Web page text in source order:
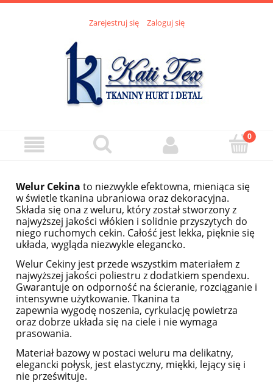
Zarejestruj się Zaloguj się
Welur Cekina to niezwykle efektowna, mieniąca się
w świetle tkanina ubraniowa oraz dekoracyjna.
Składa się ona z weluru, który został stworzony z
najwyższej jakości włókien i solidnie przyszytych do
niego ruchomych cekin. Całość jest lekka, pięknie się
układa, wygląda niezwykle elegancko.
Welur Cekiny jest przede wszystkim materiałem z
najwyższej jakości poliestru z dodatkiem spendexu.
Gwarantuje on odporność na ścieranie, rozciąganie i
intensywne użytkowanie. Tkanina ta
zapewnia wygodę noszenia, cyrkulację powietrza
oraz dobrze układa się na ciele i nie wymaga
prasowania.
Materiał bazowy w postaci weluru ma delikatny,
elegancki połysk, jest elastyczny, miękki, lejący się i
nie prześwituje.